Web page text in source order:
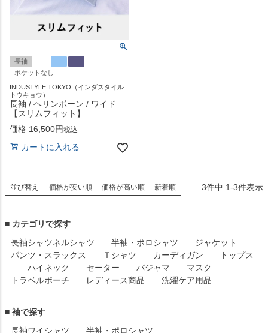
長袖
ポケットなし
INDUSTYLE TOKYO（インダスタイル
トウキョウ）
長袖 / ヘリンボーン / ワイド
【スリムフィット】
価格 16,500 税込
カートに入れる
並び替え 価格が安い順 価格が高い順 新着順 3件中 1-3件表示
■ カテゴリで探す
長袖シャツネルシャツ 半袖・ポロシャツ
ジャケット
パンツ・スラックス
Ｔシャツ カーディガン
トップス
ハイネック
セーター パジャマ
マスク
トラベルポーチ
レディース商品 洗濯ケア用品
■ 袖で探す
長袖ワイシャツ
半袖・ポロシャツ